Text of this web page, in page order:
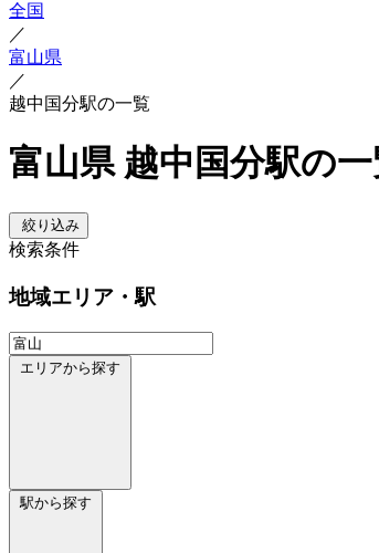
全国
／
富山県
／
越中国分駅の一覧
富山県 越中国分駅の
絞り込み
検索条件
地域エリア・駅
エリアから探す
駅から探す